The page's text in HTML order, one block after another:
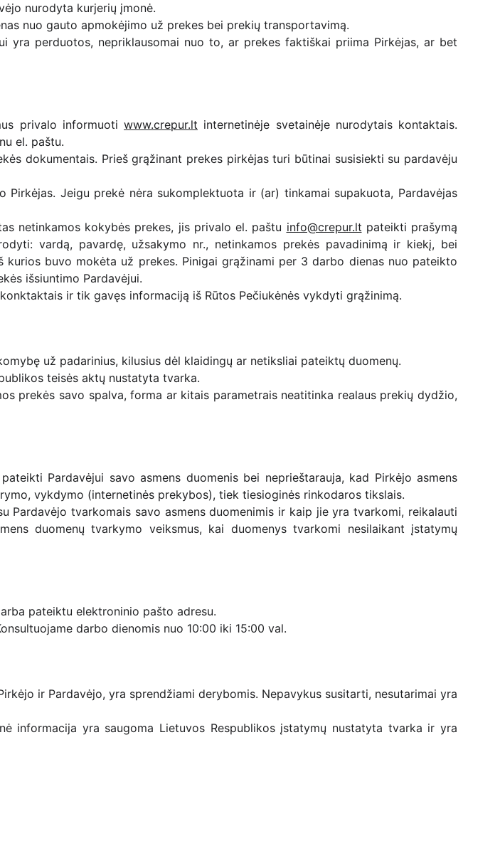
nurodyta kurjerių įmonė.
nuo gauto apmokėjimo už prekes bei prekių transportavimą.
yra perduotos, nepriklausomai nuo to, ar prekes faktiškai priima Pirkėjas, ar bet
privalo informuoti www.crepur.lt internetinėje svetainėje nurodytais kontaktais.
el. paštu.
dokumentais. Prieš grąžinant prekes pirkėjas turi būtinai susisiekti su pardavėju
Jeigu prekė nėra sukomplektuota ir (ar) tinkamai supakuota, Pardavėjas
netinkamos kokybės prekes, jis privalo el. paštu info@crepur.lt pateikti prašymą
vardą, pavardę, užsakymo nr., netinkamos prekės pavadinimą ir kiekį, bei
buvo mokėta už prekes. Pinigai grąžinami per 3 darbo dienas nuo pateikto
išsiuntimo Pardavėjui.
ir tik gavęs informaciją iš Rūtos Pečiukėnės vykdyti grąžinimą.
už padarinius, kilusius dėl klaidingų ar netiksliai pateiktų duomenų.
teisės aktų nustatyta tvarka.
prekės savo spalva, forma ar kitais parametrais neatitinka realaus prekių dydžio,
Pardavėjui savo asmens duomenis bei neprieštarauja, kad Pirkėjo asmens
vykdymo (internetinės prekybos), tiek tiesioginės rinkodaros tikslais.
tvarkomais savo asmens duomenimis ir kaip jie yra tvarkomi, reikalauti
duomenų tvarkymo veiksmus, kai duomenys tvarkomi nesilaikant įstatymų
pateiktu elektroninio pašto adresu.
darbo dienomis nuo 10:00 iki 15:00 val.
ir Pardavėjo, yra sprendžiami derybomis. Nepavykus susitarti, nesutarimai yra
informacija yra saugoma Lietuvos Respublikos įstatymų nustatyta tvarka ir yra